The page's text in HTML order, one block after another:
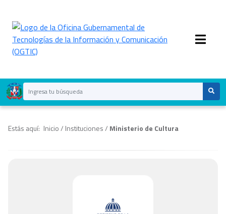
Estás aquí: Inicio/ Instituciones/ Ministerio de Cultura